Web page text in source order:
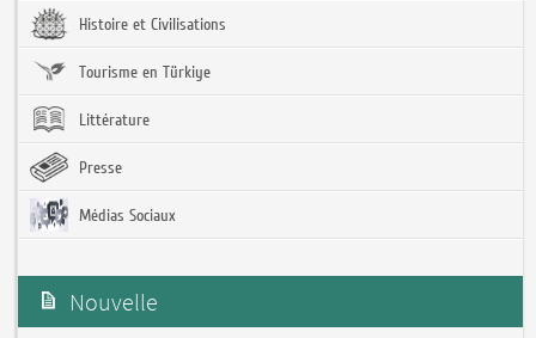
Histoire et Civilisations
Tourisme en Türkiye
Littérature
Presse
Médias Sociaux
Nouvelle